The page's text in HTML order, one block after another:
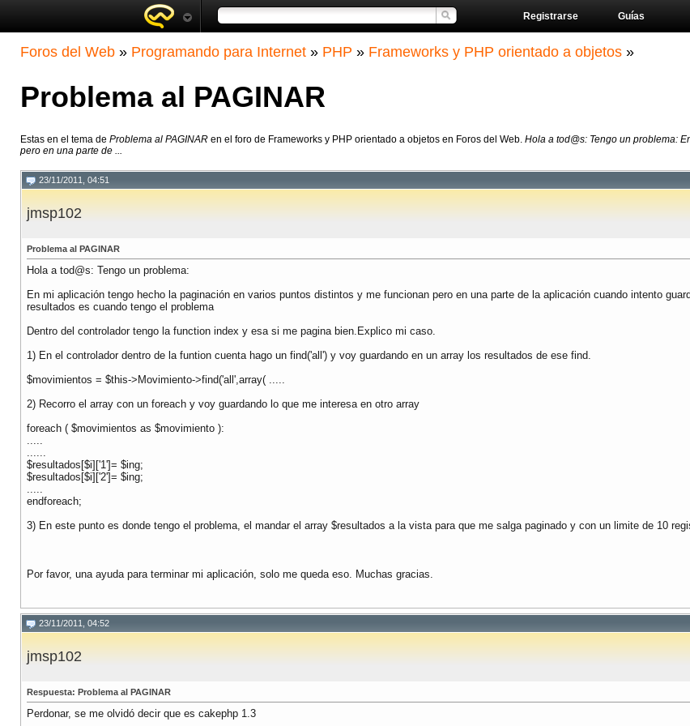
Guías
Registrarse
Foros del Web » Programando para Internet » PHP » Frameworks y PHP orientado a objetos »
Problema al PAGINAR
Estas en el tema de Problema al PAGINAR en el foro de Frameworks y PHP orientado a objetos en Foros del Web. Hola a tod@s: Tengo un problema:
pero en una parte de ...
23/11/2011, 04:51
jmsp102
Problema al PAGINAR
Hola a tod@s: Tengo un problema:
En mi aplicación tengo hecho la paginación en varios puntos distintos y me funcionan pero en una parte de la aplicación cuando intento
resultados es cuando tengo el problema
Dentro del controlador tengo la function index y esa si me pagina bien.Explico mi caso.
1) En el controlador dentro de la funtion cuenta hago un find('all') y voy guardando en un array los resultados de ese find.
$movimientos = $this->Movimiento->find('all',array( .....
2) Recorro el array con un foreach y voy guardando lo que me interesa en otro array
foreach ( $movimientos as $movimiento ):
.....
......
$resultados[$i]['1']= $ing;
$resultados[$i]['2']= $ing;
.....
endforeach;
3) En este punto es donde tengo el problema, el mandar el array $resultados a la vista para que me salga paginado y con un limite de 10
Por favor, una ayuda para terminar mi aplicación, solo me queda eso. Muchas gracias.
23/11/2011, 04:52
jmsp102
Respuesta: Problema al PAGINAR
Perdonar, se me olvidó decir que es cakephp 1.3